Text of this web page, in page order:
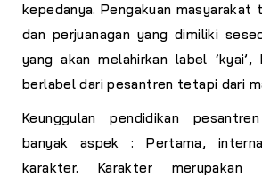
kepedanya. Pengakuan masyarakat
dan perjuanagan yang dimiliki
yang akan melahirkan label
berlabel dari pesantren tetapi dari
Keunggulan pendidikan
banyak aspek :Pertama,
karakter. Karakter merupakan